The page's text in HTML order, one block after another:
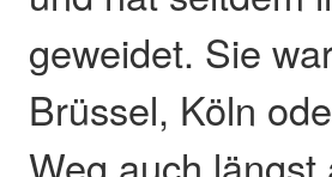
geweidet. Sie
Brüssel, Köln
Weg auch